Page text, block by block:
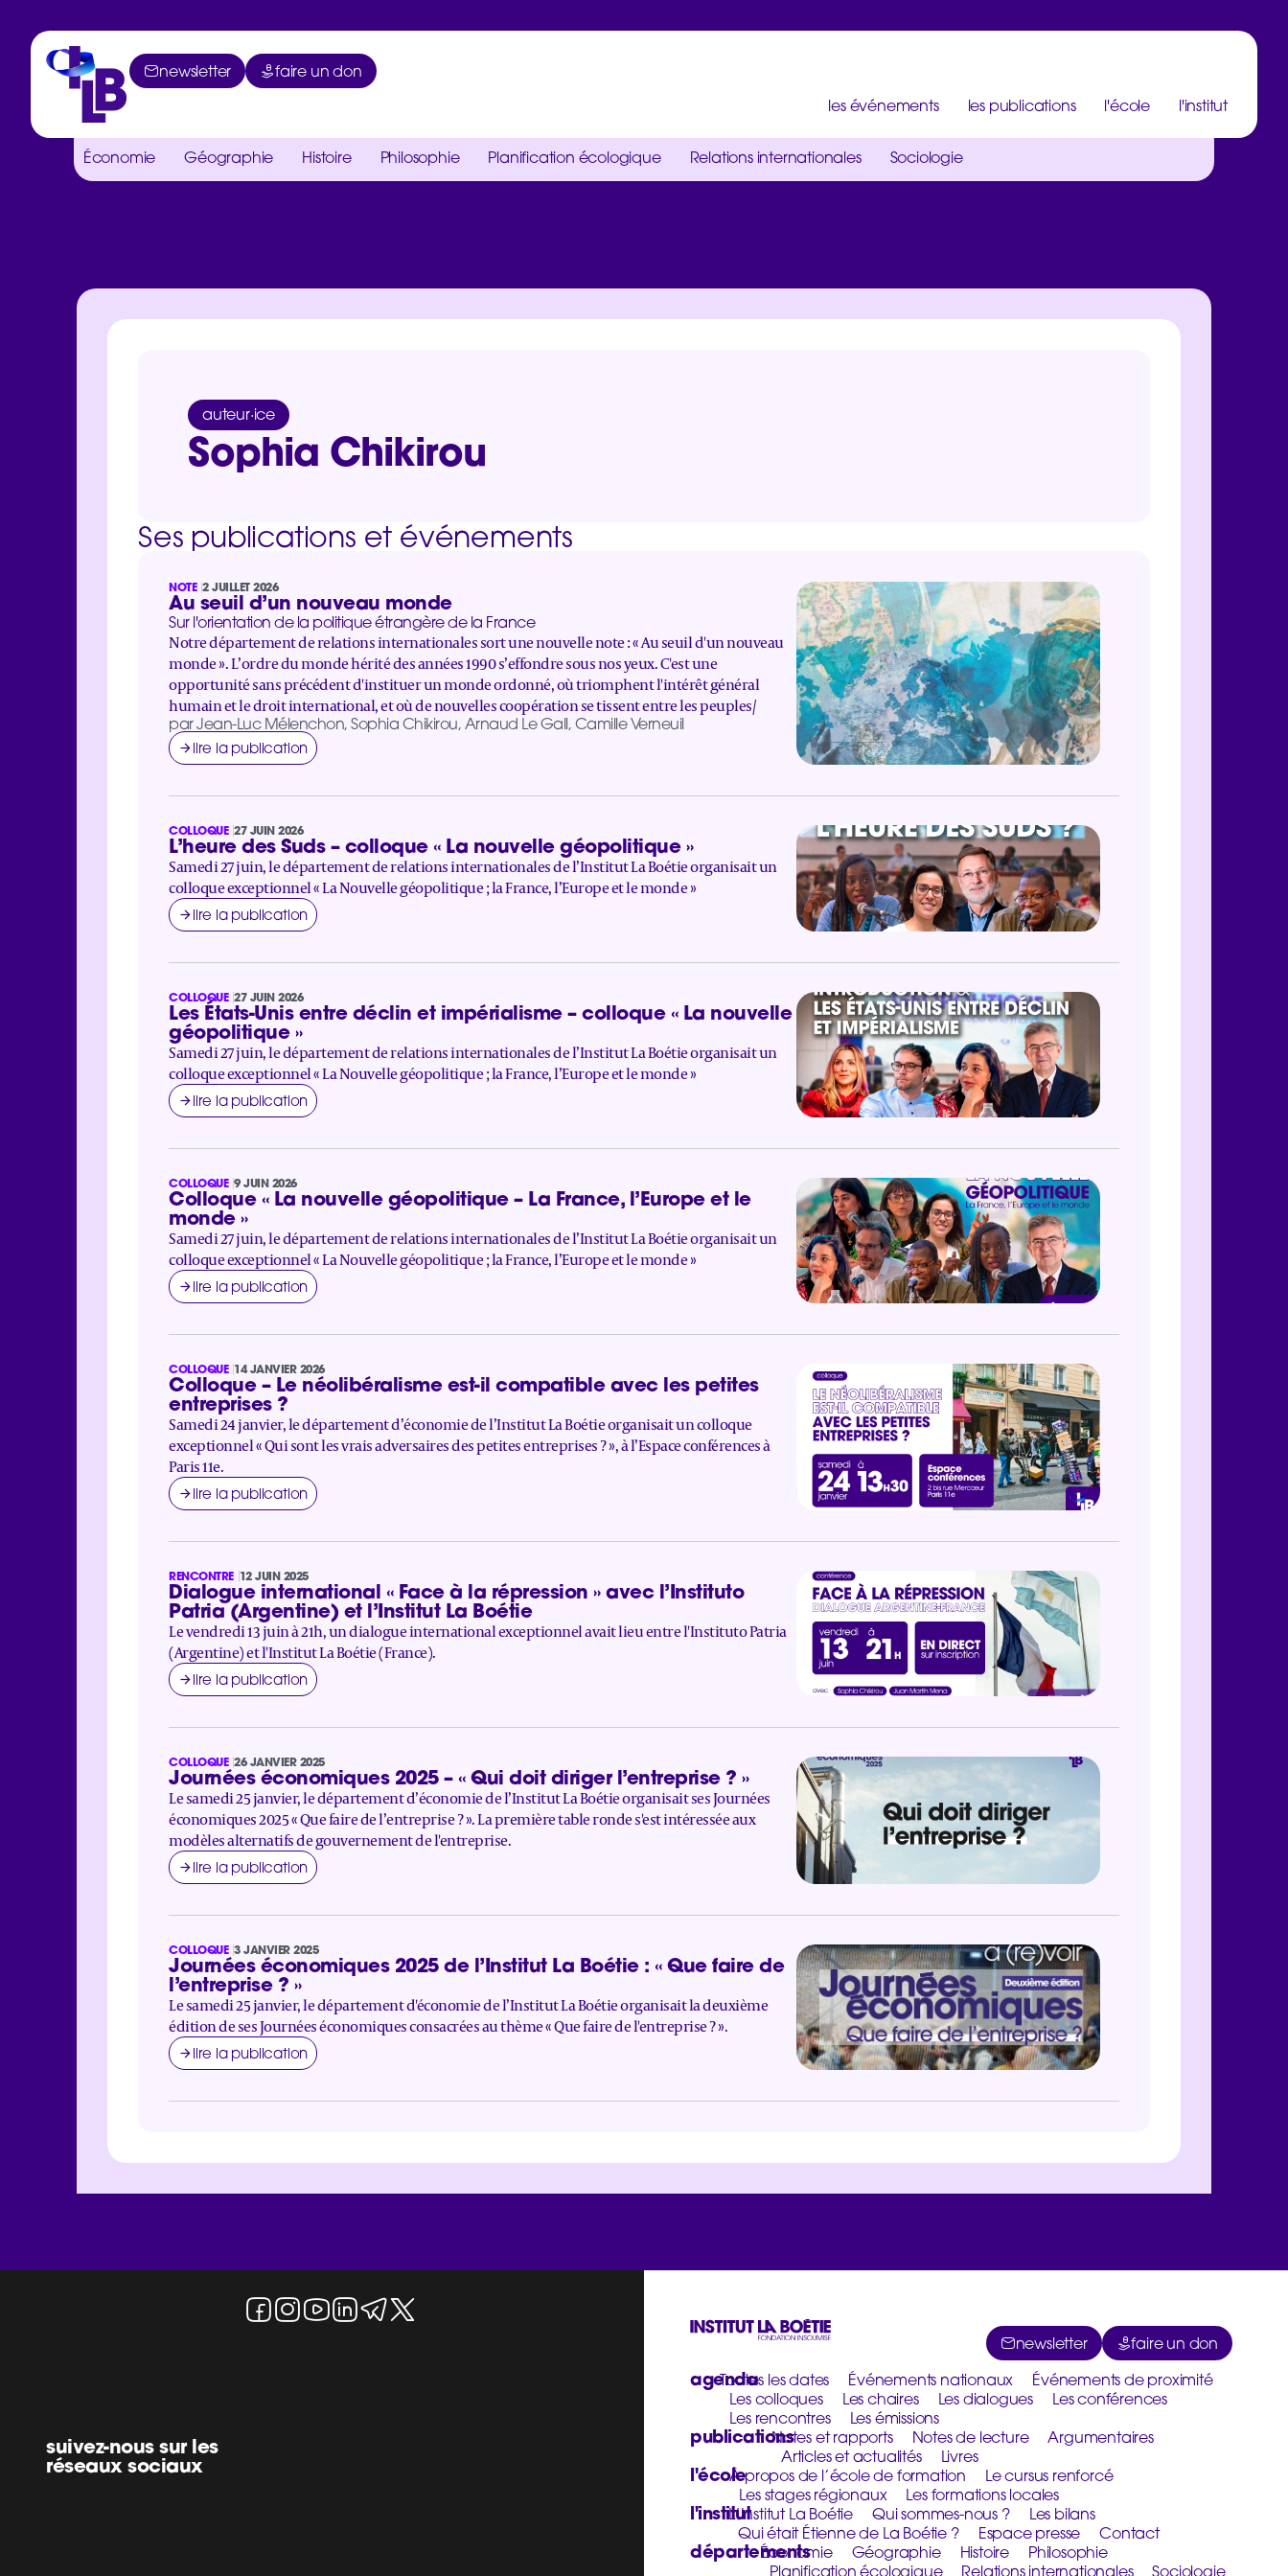
newsletter
faire un don
l'institut
l'école
les publications
les événements
Économie Géographie Histoire Philosophie Planification écologique Relations internationales Sociologie
auteur·ice
Sophia Chikirou
Ses publications et événements
NOTE 2 JUILLET 2026
Au seuil d’un nouveau monde
Sur l'orientation de la politique étrangère de la France
Notre département de relations internationales sort une nouvelle note : « Au seuil d'un nouveau
monde ». L’ordre du monde hérité des années 1990 s’effondre sous nos yeux. C'est une
opportunité sans précédent d'instituer un monde ordonné, où triomphent l'intérêt général
humain et le droit international, et où de nouvelles coopération se tissent entre les peuples/
par Jean-Luc Mélenchon, Sophia Chikirou, Arnaud Le Gall, Camille Verneuil
lire la publication
COLLOQUE 27 JUIN 2026
L’heure des Suds – colloque « La nouvelle géopolitique »
Samedi 27 juin, le département de relations internationales de l’Institut La Boétie organisait un
colloque exceptionnel « La Nouvelle géopolitique ; la France, l’Europe et le monde »
lire la publication
COLLOQUE 27 JUIN 2026
Les États-Unis entre déclin et impérialisme – colloque « La nouvelle
géopolitique »
Samedi 27 juin, le département de relations internationales de l’Institut La Boétie organisait un
colloque exceptionnel « La Nouvelle géopolitique ; la France, l’Europe et le monde »
lire la publication
COLLOQUE 9 JUIN 2026
Colloque « La nouvelle géopolitique – La France, l’Europe et le
monde »
Samedi 27 juin, le département de relations internationales de l’Institut La Boétie organisait un
colloque exceptionnel « La Nouvelle géopolitique ; la France, l’Europe et le monde »
lire la publication
COLLOQUE 14 JANVIER 2026
Colloque – Le néolibéralisme est-il compatible avec les petites
entreprises ?
Samedi 24 janvier, le département d’économie de l’Institut La Boétie organisait un colloque
exceptionnel « Qui sont les vrais adversaires des petites entreprises ? », à l’Espace conférences à
Paris 11e.
lire la publication
RENCONTRE 12 JUIN 2025
Dialogue international « Face à la répression » avec l’Instituto
Patria (Argentine) et l’Institut La Boétie
Le vendredi 13 juin à 21h, un dialogue international exceptionnel avait lieu entre l'Instituto Patria
(Argentine) et l'Institut La Boétie (France).
lire la publication
COLLOQUE 26 JANVIER 2025
Journées économiques 2025 – « Qui doit diriger l’entreprise ? »
Le samedi 25 janvier, le département d’économie de l’Institut La Boétie organisait ses Journées
économiques 2025 « Que faire de l’entreprise ? ». La première table ronde s'est intéressée aux
modèles alternatifs de gouvernement de l'entreprise.
lire la publication
COLLOQUE 3 JANVIER 2025
Journées économiques 2025 de l’Institut La Boétie : « Que faire de
l’entreprise ? »
Le samedi 25 janvier, le département d'économie de l’Institut La Boétie organisait la deuxième
édition de ses Journées économiques consacrées au thème « Que faire de l'entreprise ? ».
lire la publication
suivez-nous sur les
réseaux sociaux
faire un don
newsletter
agenda
Toutes les dates Événements nationaux
Événements de proximité
Les colloques
Les chaires Les dialogues
Les conférences
Les rencontres
Les émissions
publicationsNotes et rapports Notes de lecture
Argumentaires
Articles et actualités
Livres
l'écoleÀ propos de l’école de formation
Le cursus renforcé
Les stages régionaux
Les formations locales
l'institutL’Institut La Boétie Qui sommes-nous ?
Les bilans
Qui était Étienne de La Boétie ?
Espace presse Contact
départements
Économie Géographie Histoire
Philosophie
Planification écologique
Relations internationales Sociologie